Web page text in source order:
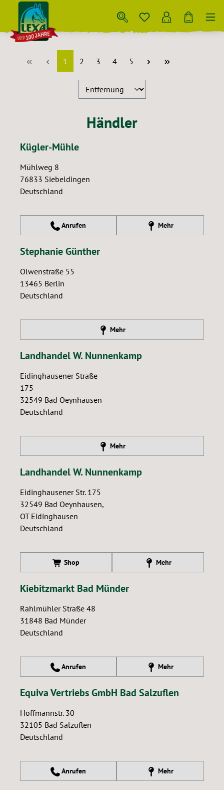
Zum Hauptinhalt springen
Seite
1 Seite
2 Seite
3 Seite
4 Seite
5
Händler
Kügler-Mühle
Mühlweg 8
76833 Siebeldingen
Deutschland
Anrufen Mehr
Stephanie Günther
Olwenstraße 55
13465 Berlin
Deutschland
Mehr
Landhandel W. Nunnenkamp
Eidinghausener Straße
175
32549 Bad Oeynhausen
Deutschland
Mehr
Landhandel W. Nunnenkamp
Eidinghausener Str. 175
32549 Bad Oeynhausen,
OT Eidinghausen
Deutschland
Shop Mehr
Kiebitzmarkt Bad Münder
Rahlmühler Straße 48
31848 Bad Münder
Deutschland
Anrufen Mehr
Equiva Vertriebs GmbH Bad Salzuflen
Hoffmannstr. 30
32105 Bad Salzuflen
Deutschland
Anrufen Mehr